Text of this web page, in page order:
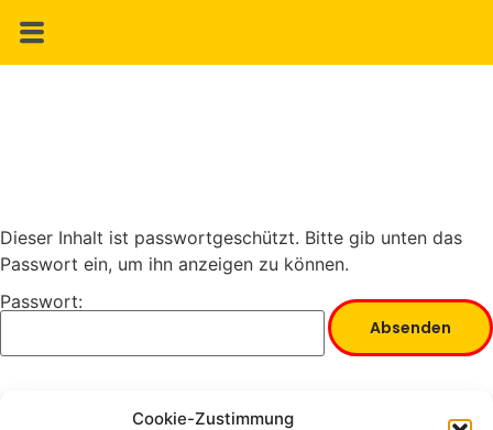
Cookie-Zustimmung
Dieser Inhalt ist passwortgeschützt. Bitte gib unten das
Passwort ein, um ihn anzeigen zu können.
Passwort: